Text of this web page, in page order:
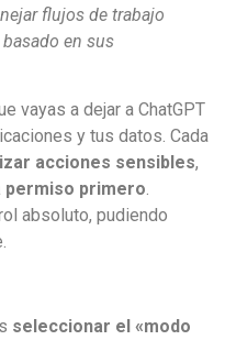
flujos de trabajo
en sus
vayas a dejar a ChatGPT
y tus datos. Cada
acciones sensibles,
primero.
absoluto, pudiendo
seleccionar el «modo